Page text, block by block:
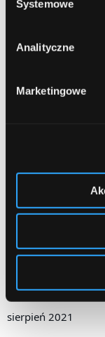
Systemowe
Analityczne
Marketingowe
lipiec 2022
kwiecień 2022
styczeń 2022
grudzień 2021
październik 2021
wrzesień 2021
sierpień 2021